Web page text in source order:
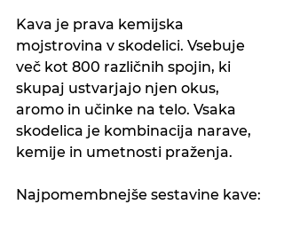
Kava je prava kemijska
mojstrovina v skodelici. Vsebuje
več kot 800 različnih spojin, ki
skupaj ustvarjajo njen okus,
aromo in učinke na telo. Vsaka
skodelica je kombinacija narave,
kemije in umetnosti praženja.
Najpomembnejše sestavine kave: